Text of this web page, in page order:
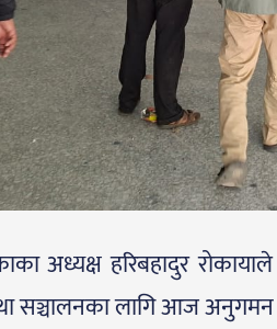
अध्यक्ष हरिबहादुर
सञ्चालनका लागि आज अनुगमन